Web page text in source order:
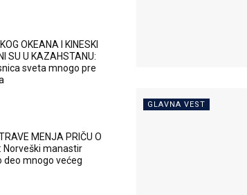
GLAVNA VEST
OKEANA I KINESKI
SU U KAZAHSTANU:
sveta mnogo pre
MENJA PRIČU O
Norveški manastir
deo mnogo većeg